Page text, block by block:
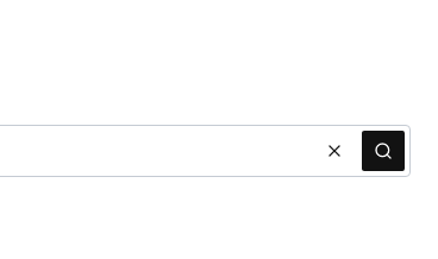
WyczyśćSzukaj